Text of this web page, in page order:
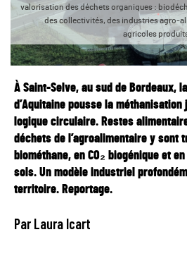
valorisation des déchets organiques :
des collectivités, des industries agro-
agricoles
À Saint-Selve, au sud de Bordeaux,
d’Aquitaine pousse la méthanisation
logique circulaire. Restes
déchets de l’agroalimentaire y sont
biométhane, en CO₂ biogénique et
sols. Un modèle industriel
territoire. Reportage.
Par Laura Icart